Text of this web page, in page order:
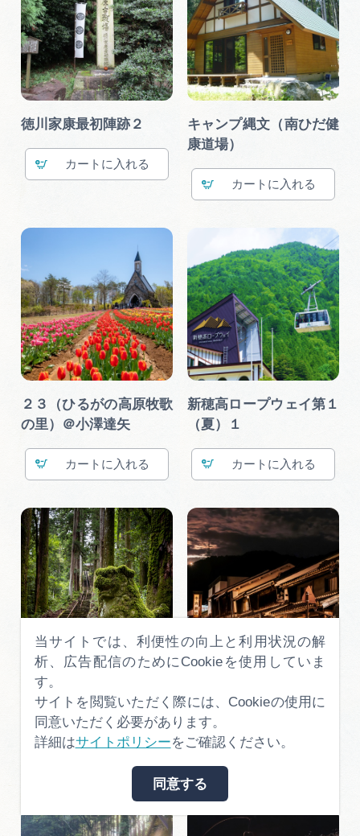
徳川家康最初陣跡２
カート
キャンプ縄文（南ひだ健
康道場）
カート
２３（ひるがの高原牧歌
の里）＠小澤達矢
カート
新穂高ロープウェイ第１
（夏）１
カート
瀧神社②＠takataro0720
カート
の上がる街並み）＠古川
夏子
当サイトでは、利便性の向上と利用状況の解
析、広告配信のためにCookieを使用していま
す。
サイトを閲覧いただく際には、Cookieの使用に
同意いただく必要があります。
詳細はサイトポリシーをご確認ください。
同意する